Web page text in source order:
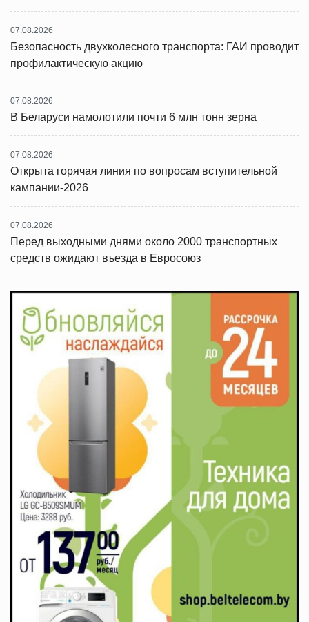
07.08.2026
Безопасность двухколесного транспорта: ГАИ проводит
профилактическую акцию
07.08.2026
В Беларуси намолотили почти 6 млн тонн зерна
07.08.2026
Открыта горячая линия по вопросам вступительной
кампании-2026
07.08.2026
Перед выходными днями около 2000 транспортных
средств ожидают въезда в Евросоюз